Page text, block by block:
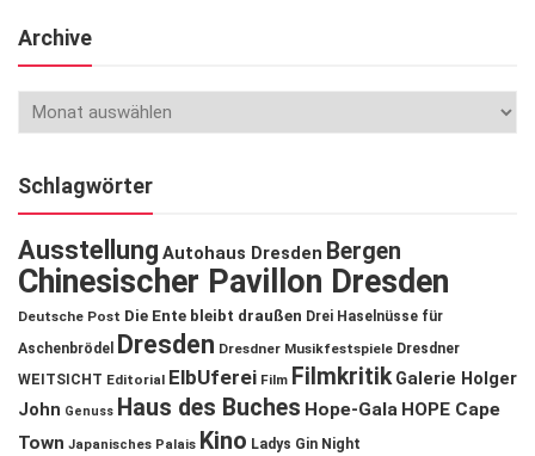
Archive
Schlagwörter
Ausstellung Autohaus Dresden Bergen
Chinesischer Pavillon Dresden
Deutsche Post Die Ente bleibt draußen Drei Haselnüsse für
Aschenbrödel
Dresden Dresdner Musikfestspiele Dresdner
WEITSICHT Editorial ElbUferei Film Filmkritik Galerie Holger
John Genuss Haus des Buches Hope-Gala HOPE Cape
Town Japanisches Palais Kino Ladys Gin Night